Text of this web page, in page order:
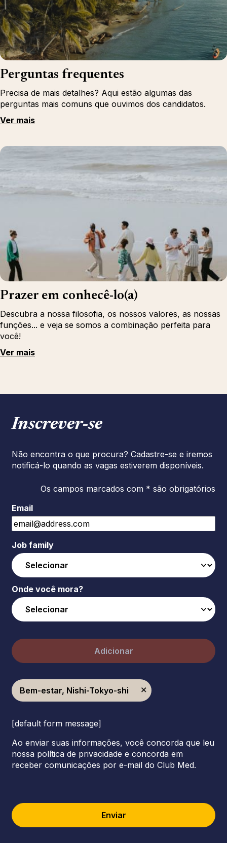
Perguntas frequentes
Precisa de mais detalhes? Aqui estão algumas das
perguntas mais comuns que ouvimos dos candidatos.
Ver mais
Prazer em conhecê-lo(a)
Descubra a nossa filosofia, os nossos valores, as nossas
funções... e veja se somos a combinação perfeita para
você!
Ver mais
Inscrever‑se
Não encontra o que procura? Cadastre-se e iremos
notificá-lo quando as vagas estiverem disponíveis.
Os campos marcados com * são obrigatórios
Email
Job family
Onde você mora?
Adicionar
Bem-estar, Nishi-Tokyo-shi
[default form message]
Ao enviar suas informações, você concorda que leu
nossa política de privacidade e concorda em
receber comunicações por e-mail do Club Med.
Enviar